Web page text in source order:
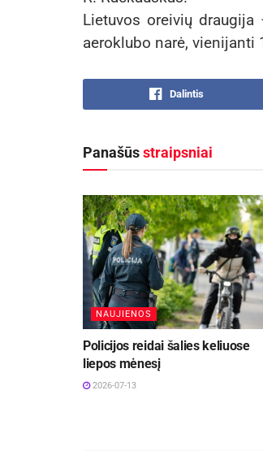
Lietuvos oreivių
aeroklubo narė, vienijanti
Dalintis
Panašūsstraipsniai
NAUJIENOS
Policijos reidai šalies keliuose
liepos mėnesį
2026-07-13